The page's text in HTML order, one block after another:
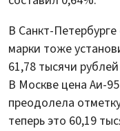
В Санкт-
марки тоже
61,78 тысячи
В Москве цена Аи-
преодолела
теперь это 60,19